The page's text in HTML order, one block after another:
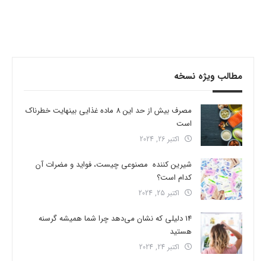
مطالب ویژه نسخه
مصرف بیش از حد این 8 ماده غذایی بینهایت خطرناک
است
اکتبر 26, 2024
شیرین کننده مصنوعی چیست، فواید و مضرات آن
کدام است؟
اکتبر 25, 2024
14 دلیلی که نشان می‌دهد چرا شما همیشه گرسنه
هستید
اکتبر 24, 2024